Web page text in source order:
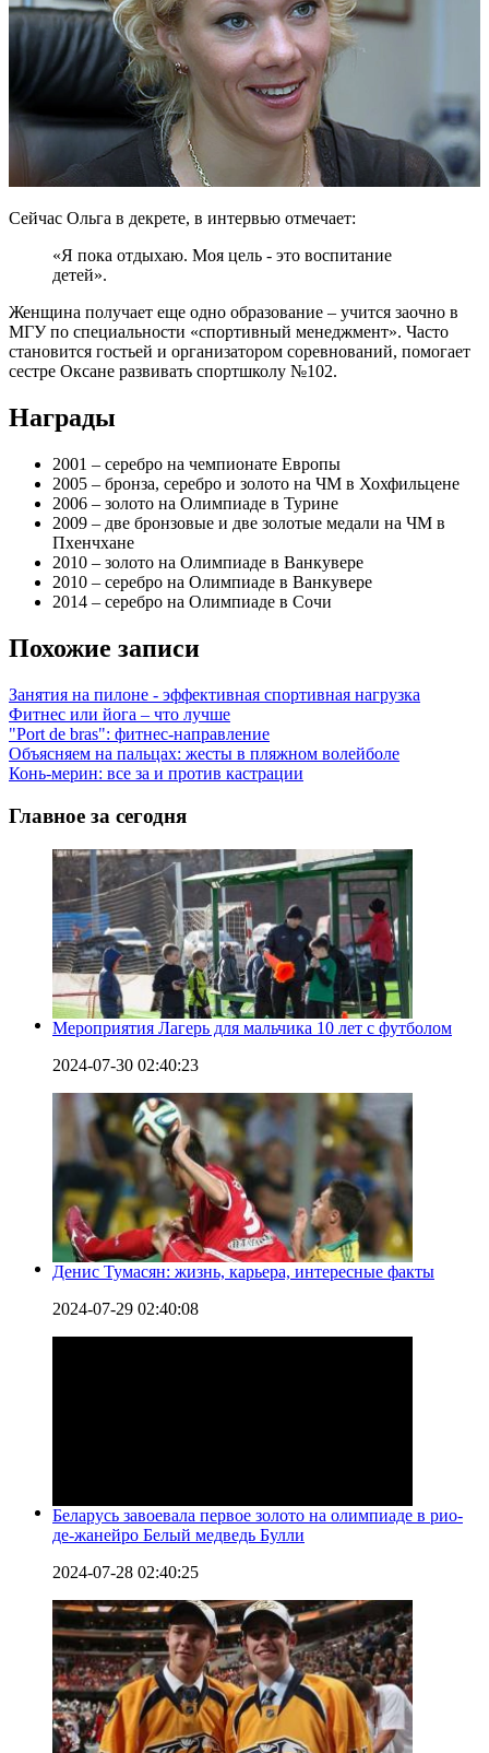
Сейчас Ольга в декрете, в интервью отмечает:
«Я пока отдыхаю. Моя цель - это воспитание
детей».
Женщина получает еще одно образование – учится заочно в
МГУ по специальности «спортивный менеджмент». Часто
становится гостьей и организатором соревнований, помогает
сестре Оксане развивать спортшколу №102.
Награды
2001 – серебро на чемпионате Европы
2005 – бронза, серебро и золото на ЧМ в Хохфильцене
2006 – золото на Олимпиаде в Турине
2009 – две бронзовые и две золотые медали на ЧМ в
Пхенчхане
2010 – золото на Олимпиаде в Ванкувере
2010 – серебро на Олимпиаде в Ванкувере
2014 – серебро на Олимпиаде в Сочи
Похожие записи
Занятия на пилоне - эффективная спортивная нагрузка
Фитнес или йога – что лучше
"Port de bras": фитнес-направление
Объясняем на пальцах: жесты в пляжном волейболе
Конь-мерин: все за и против кастрации
Главное за сегодня
Мероприятия Лагерь для мальчика 10 лет с футболом
2024-07-30 02:40:23
Денис Тумасян: жизнь, карьера, интересные факты
2024-07-29 02:40:08
Беларусь завоевала первое золото на олимпиаде в рио-
де-жанейро Белый медведь Булли
2024-07-28 02:40:25